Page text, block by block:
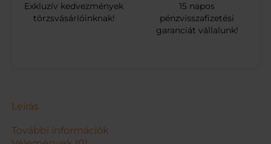
K
Á
R
S
Exkluzív kedvezmények
törzsvásárlóinknak!
15 napos
pénzvisszafizetési
garanciát vállalunk!
Leírás
További információk